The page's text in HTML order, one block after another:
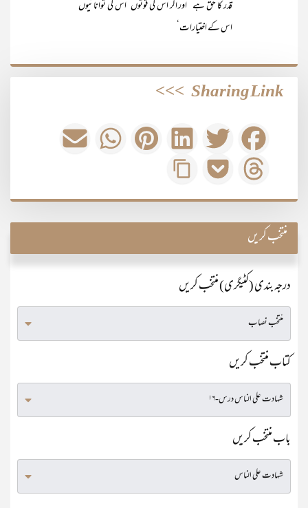
قدر کا حق ہے ‘ اور اگر اس کی قوتوں‘ اس کی توانائیوں‘
اس کے اختیارات‘
Sharing Link
>>>
منتخب کریں
درجہ بندی (کٹیگری) منتخب کریں
کتاب منتخب کریں
باب منتخب کریں